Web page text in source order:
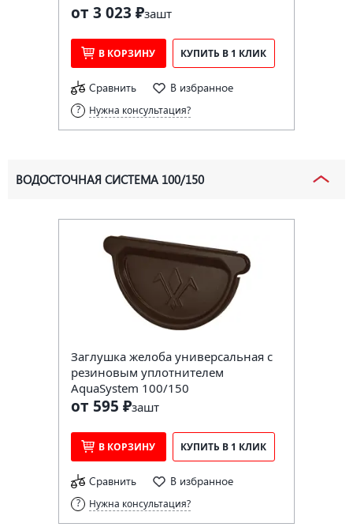
от 3 023 ₽зашт
В КОРЗИНУ КУПИТЬ В 1 КЛИК
Сравнить В избранное
Нужна консультация?
ВОДОСТОЧНАЯ СИСТЕМА 100/150
Заглушка желоба универсальная с
резиновым уплотнителем
AquaSystem 100/150
от 595 ₽зашт
В КОРЗИНУ КУПИТЬ В 1 КЛИК
Сравнить В избранное
Нужна консультация?